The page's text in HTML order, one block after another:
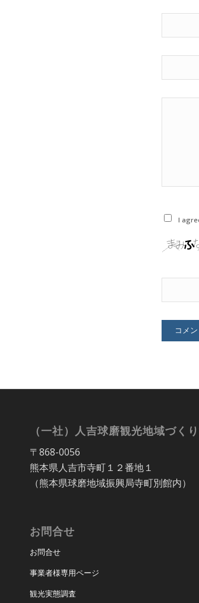
I
（一社）人吉球磨観光地域づく
〒868-0056
熊本県人吉市寺町１２番地１
（熊本県球磨地域振興局寺町別館内）
お問合せ
お問合せ
事業者様専用ページ
観光実態調査